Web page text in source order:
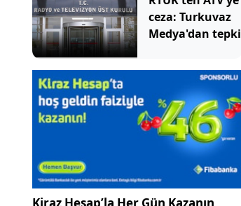
ceza: Turkuvaz
Medya'dan tepki
Kiraz Hesap’la Her Gün Kazanın